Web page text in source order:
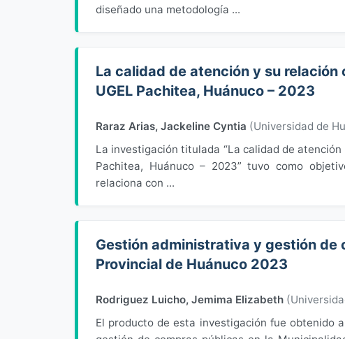
diseñado una metodología ...
La calidad de atención y su
UGEL Pachitea, Huánuco – 2023
Raraz Arias, Jackeline Cyntia (Universidad de
La investigación titulada “La calidad de
Pachitea, Huánuco – 2023” tuvo como
relaciona con ...
Gestión administrativa y gestión de
Provincial de Huánuco 2023
Rodriguez Luicho, Jemima Elizabeth (
El producto de esta investigación fue obtenido